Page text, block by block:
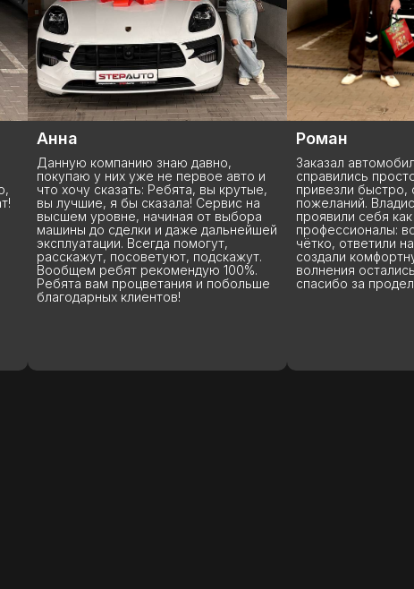
знаю давно,
не первое авто и
Ребята, вы крутые,
Сервис на
от выбора
и даже дальнейшей
помогут,
подскажут.
100%.
и побольше
Заказал автомобиль, и ребята
справились просто отлично! Машину
привезли быстро, с учётом всех моих
пожеланий. Владислав и Илья
проявили себя как настоящие
профессионалы: всё организовали
чётко, ответили на все вопросы и
создали комфортную атмосферу. Все
волнения остались позади. Огромное
спасибо за проделанную работу!